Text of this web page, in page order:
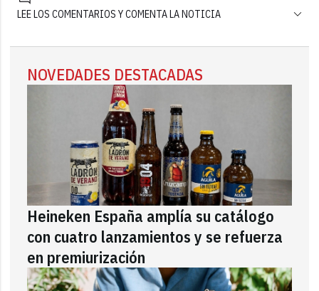
LEE LOS COMENTARIOS Y COMENTA LA NOTICIA
NOVEDADES DESTACADAS
Heineken España amplía su catálogo
con cuatro lanzamientos y se refuerza
en premiurización